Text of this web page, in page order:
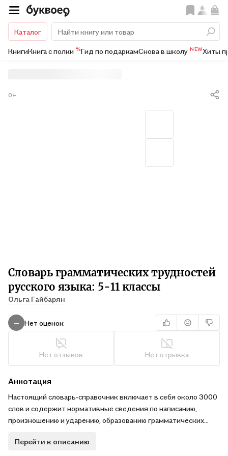
Каталог
КнигиКнига с полки %Гид по подаркамСнова в школу NEWХиты
Словарь грамматических трудностей
русского языка: 5-11 классы
Ольга Гайбарян
0+
— Нет оценок
Нет отзывов Нет отрывка
Аннотация
Настоящий словарь-справочник включает в себя около 3000
слов и содержит нормативные сведения по написанию,
произношению и ударению, образованию грамматических
списки наиболее трудных с точки зрения написания и
Перейти к описанию